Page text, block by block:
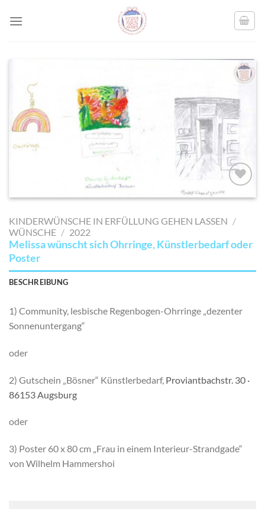
AUF MEINE
SETZEN
KINDERWÜNSCHE IN ERFÜLLUNG GEHEN LASSEN /
WÜNSCHE / 2022
Melissa wünscht sich Ohrringe, Künstlerbedarf oder
Poster
BESCHREIBUNG
1) Community, lesbische Regenbogen-Ohrringe „dezenter
Sonnenuntergang“
oder
2) Gutschein „Bösner“ Künstlerbedarf, Proviantbachstr. 30 ·
86153 Augsburg
oder
3) Poster 60 x 80 cm „Frau in einem Interieur-Strandgade“
von Wilhelm Hammershoi